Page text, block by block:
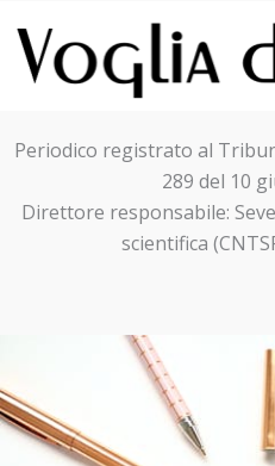
Periodico registrato al
289 del 10
Direttore responsabile:
scientifica